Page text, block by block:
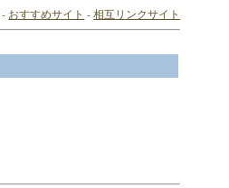
- おすすめサイト -相互リンクサイト